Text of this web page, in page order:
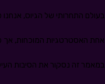
בעולם התחרותי של הגיוס, אנחנו
אחת האסטרטגיות המוכחות, אך
במאמר זה נסקור את הסיבות